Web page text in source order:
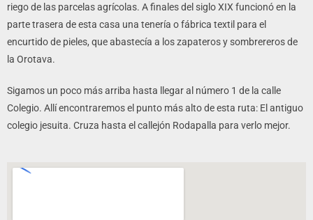
riego de las parcelas agrícolas. A finales del siglo XIX funcionó en la
parte trasera de esta casa una tenería o fábrica textil para el
encurtido de pieles, que abastecía a los zapateros y sombrereros de
la Orotava.
Sigamos un poco más arriba hasta llegar al número 1 de la calle
Colegio. Allí encontraremos el punto más alto de esta ruta: El antiguo
colegio jesuita. Cruza hasta el callejón Rodapalla para verlo mejor.